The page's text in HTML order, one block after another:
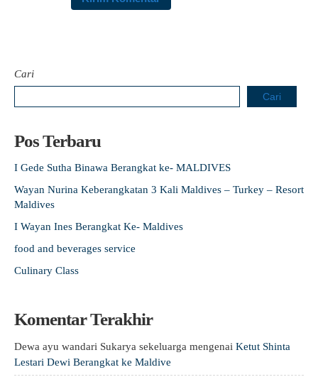
Cari
Cari
Pos Terbaru
I Gede Sutha Binawa Berangkat ke- MALDIVES
Wayan Nurina Keberangkatan 3 Kali Maldives – Turkey – Resort
Maldives
I Wayan Ines Berangkat Ke- Maldives
food and beverages service
Culinary Class
Komentar Terakhir
Dewa ayu wandari Sukarya sekeluarga mengenai Ketut Shinta
Lestari Dewi Berangkat ke Maldive